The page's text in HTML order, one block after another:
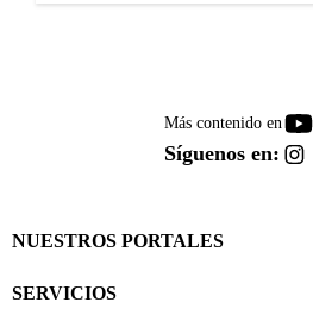
Más contenido en
Síguenos en:
NUESTROS PORTALES
SERVICIOS